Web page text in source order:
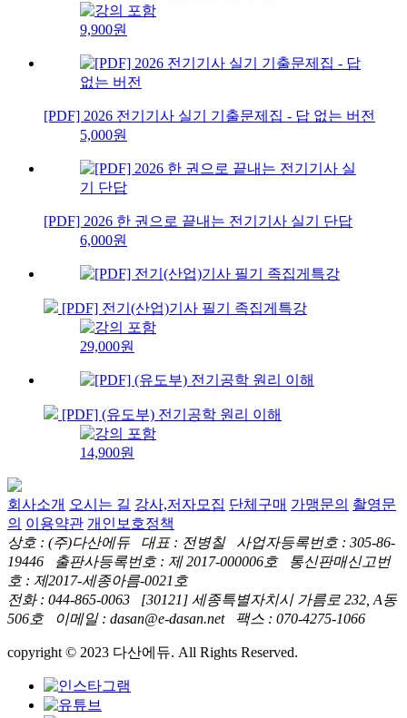
9,900원
[PDF] 2026 전기기사 실기 기출문제집 - 답 없는 버전
5,000원
[PDF] 2026 한 권으로 끝내는 전기기사 실기 단답
6,000원
[PDF] 전기(산업)기사 필기 족집게특강
29,000원
[PDF] (유도부) 전기공학 원리 이해
14,900원
회사소개 오시는 길 강사,저자모집 단체구매 가맹문의 촬영문
의 이용약관 개인보호정책
상호 : (주)다산에듀 대표 : 전병칠 사업자등록번호 : 305-86-
19446 출판사등록번호 : 제 2017-000006호 통신판매신고번
호 : 제2017-세종아름-0021호
전화 : 044-865-0063 [30121] 세종특별자치시 가름로 232, A동
506호 이메일 : dasan@e-dasan.net 팩스 : 070-4275-1066
copyright © 2023 다산에듀. All Rights Reserved.